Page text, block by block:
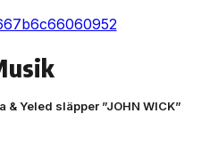
& Yeled släpper ”JOHN WICK”